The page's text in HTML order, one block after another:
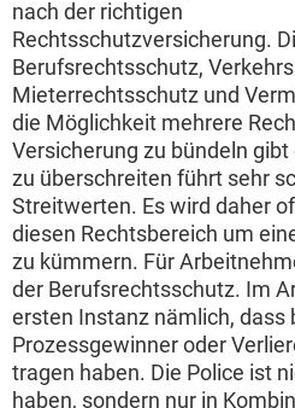
nach der richtigen
Rechtsschutzversicherung.
Berufsrechtsschutz,
Mieterrechtsschutz und
die Möglichkeit mehrere
Versicherung zu bündeln
zu überschreiten führt sehr
Streitwerten. Es wird daher
diesen Rechtsbereich um
zu kümmern. Für
der Berufsrechtsschutz. Im
ersten Instanz nämlich, dass
Prozessgewinner oder
tragen haben. Die Police ist
haben, sondern nur in